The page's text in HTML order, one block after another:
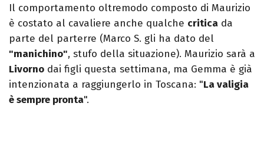
Il comportamento oltremodo composto di Maurizio
è costato al cavaliere anche qualche critica da
parte del parterre (Marco S. gli ha dato del
"manichino", stufo della situazione). Maurizio sarà a
Livorno dai figli questa settimana, ma Gemma è già
intenzionata a raggiungerlo in Toscana: "La valigia
è sempre pronta".